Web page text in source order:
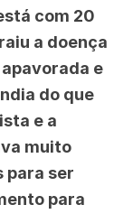
com 20
a doença
e
do que
e a
muito
para ser
para